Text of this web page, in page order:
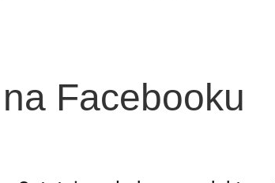
Facebooku